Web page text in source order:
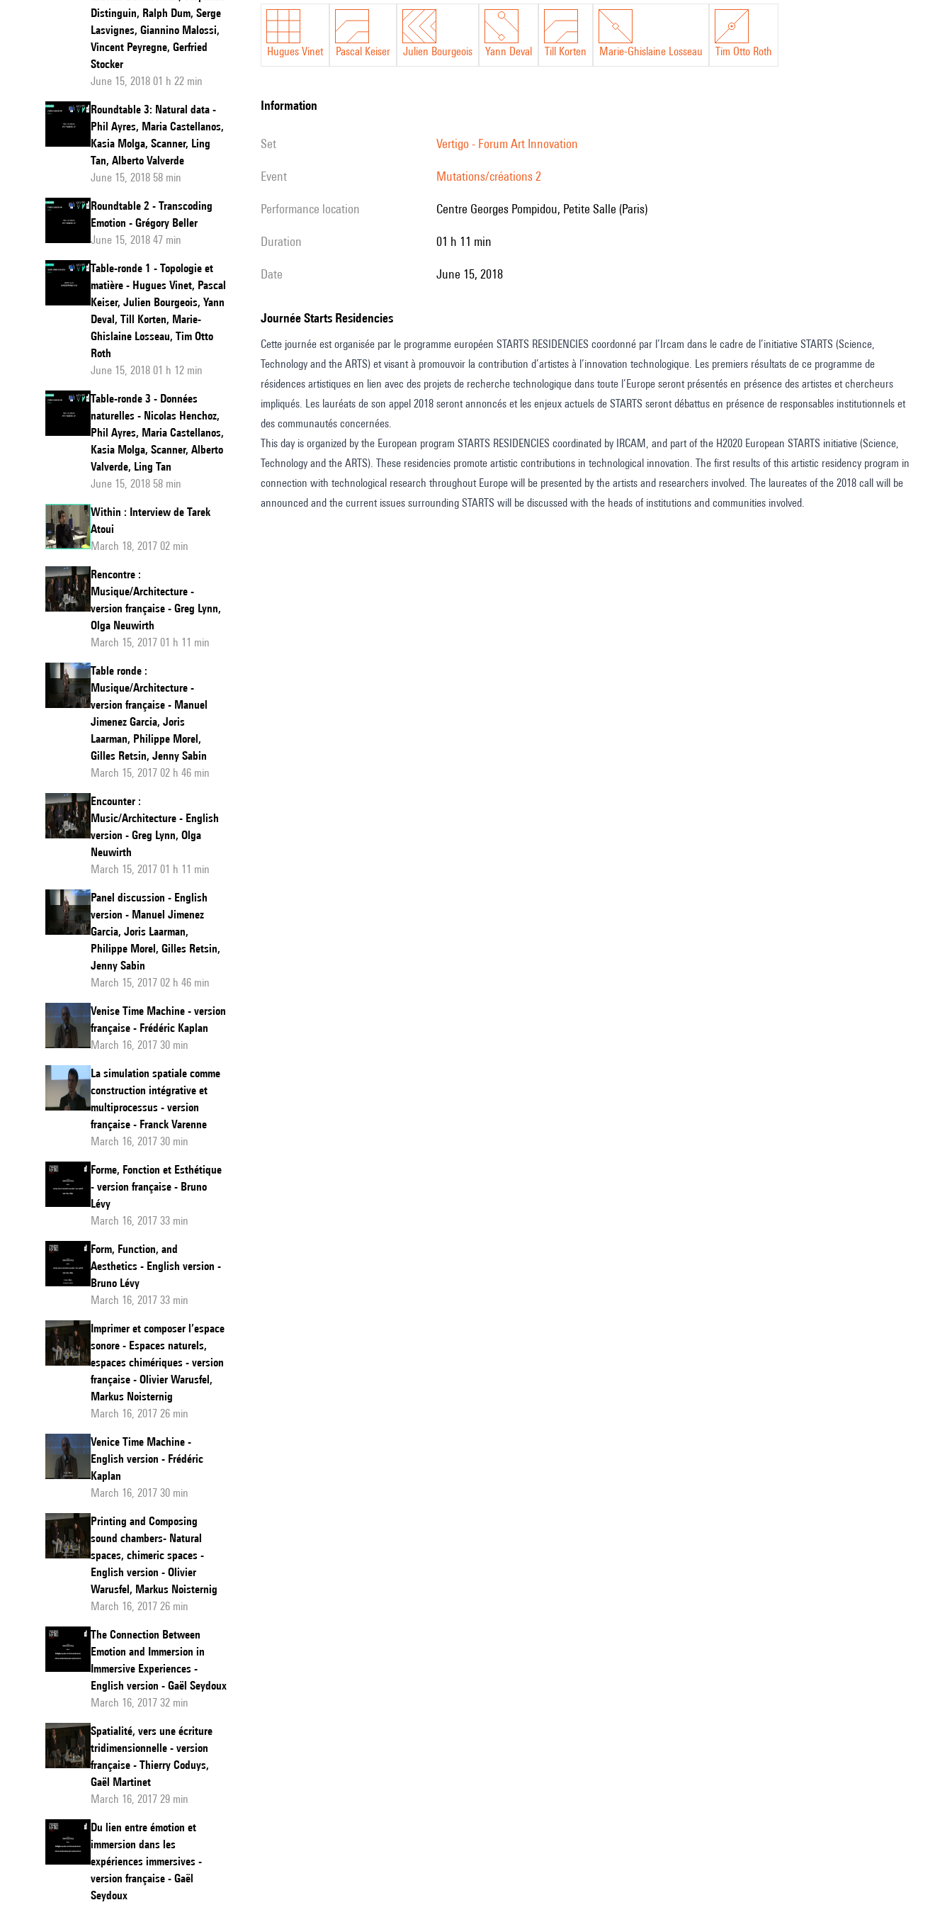
Distinguin, Ralph Dum, Serge
Lasvignes, Giannino Malossi,
Vincent Peyregne, Gerfried
Stocker
June 15, 2018 01 h 22 min
Roundtable 3: Natural data -
Phil Ayres, Maria Castellanos,
Kasia Molga, Scanner, Ling
Tan, Alberto Valverde
June 15, 2018 58 min
Roundtable 2 - Transcoding
Emotion - Grégory Beller
June 15, 2018 47 min
Table-ronde 1 - Topologie et
matière - Hugues Vinet, Pascal
Keiser, Julien Bourgeois, Yann
Deval, Till Korten, Marie-
Ghislaine Losseau, Tim Otto
Roth
June 15, 2018 01 h 12 min
Table-ronde 3 - Données
naturelles - Nicolas Henchoz,
Phil Ayres, Maria Castellanos,
Kasia Molga, Scanner, Alberto
Valverde, Ling Tan
June 15, 2018 58 min
Within : Interview de Tarek
Atoui
March 18, 2017 02 min
Rencontre :
Musique/Architecture -
version française - Greg Lynn,
Olga Neuwirth
March 15, 2017 01 h 11 min
Table ronde :
Musique/Architecture -
version française - Manuel
Jimenez Garcia, Joris
Laarman, Philippe Morel,
Gilles Retsin, Jenny Sabin
March 15, 2017 02 h 46 min
Encounter :
Music/Architecture - English
version - Greg Lynn, Olga
Neuwirth
March 15, 2017 01 h 11 min
Panel discussion - English
version - Manuel Jimenez
Garcia, Joris Laarman,
Philippe Morel, Gilles Retsin,
Jenny Sabin
March 15, 2017 02 h 46 min
Venise Time Machine - version
française - Frédéric Kaplan
March 16, 2017 30 min
La simulation spatiale comme
construction intégrative et
multiprocessus - version
française - Franck Varenne
March 16, 2017 30 min
Forme, Fonction et Esthétique
- version française - Bruno
Lévy
March 16, 2017 33 min
Form, Function, and
Aesthetics - English version -
Bruno Lévy
March 16, 2017 33 min
Imprimer et composer l’espace
sonore - Espaces naturels,
espaces chimériques - version
française - Olivier Warusfel,
Markus Noisternig
March 16, 2017 26 min
Venice Time Machine -
English version - Frédéric
Kaplan
March 16, 2017 30 min
Printing and Composing
sound chambers- Natural
spaces, chimeric spaces -
English version - Olivier
Warusfel, Markus Noisternig
March 16, 2017 26 min
The Connection Between
Emotion and Immersion in
Immersive Experiences -
English version - Gaël Seydoux
March 16, 2017 32 min
Spatialité, vers une écriture
tridimensionnelle - version
française - Thierry Coduys,
Gaël Martinet
March 16, 2017 29 min
Du lien entre émotion et
immersion dans les
expériences immersives -
version française - Gaël
Seydoux
matters
Hugues Vinet Pascal Keiser Julien Bourgeois Yann Deval Till Korten Marie-Ghislaine Losseau Tim Otto Roth
information
set Vertigo - Forum Art Innovation
event Mutations/créations 2
performance location Centre Georges Pompidou, Petite Salle (Paris)
duration 01 h 11 min
date June 15, 2018
Journée Starts Residencies
Cette journée est organisée par le programme européen STARTS RESIDENCIES coordonné par l’Ircam dans le cadre de l’initiative STARTS (Science,
Technology and the ARTS) et visant à promouvoir la contribution d’artistes à l’innovation technologique. Les premiers résultats de ce programme de
résidences artistiques en lien avec des projets de recherche technologique dans toute l’Europe seront présentés en présence des artistes et chercheurs
impliqués. Les lauréats de son appel 2018 seront annoncés et les enjeux actuels de STARTS seront débattus en présence de responsables institutionnels et
des communautés concernées.
This day is organized by the European program STARTS RESIDENCIES coordinated by IRCAM, and part of the H2020 European STARTS initiative (Science,
Technology and the ARTS). These residencies promote artistic contributions in technological innovation. The first results of this artistic residency program in
connection with technological research throughout Europe will be presented by the artists and researchers involved. The laureates of the 2018 call will be
announced and the current issues surrounding STARTS will be discussed with the heads of institutions and communities involved.